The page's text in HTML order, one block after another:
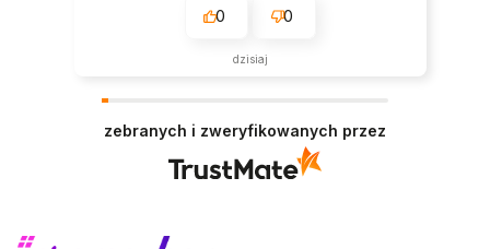
0 0
dzisiaj
zebranych i zweryfikowanych przez